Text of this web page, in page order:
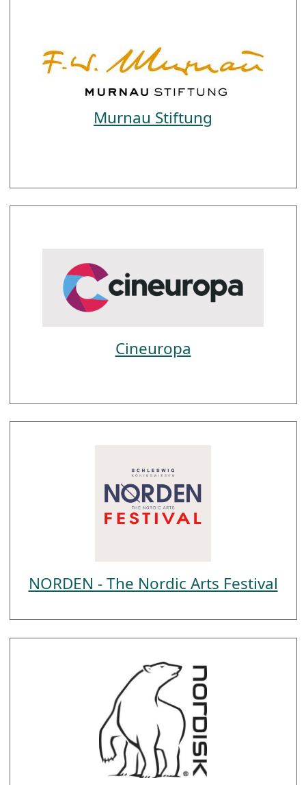
Murnau Stiftung
Cineuropa
NORDEN - The Nordic Arts Festival